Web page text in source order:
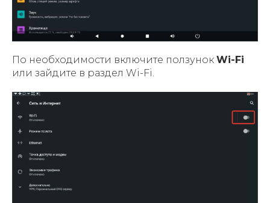
По необходимости включите ползунок Wi-Fi
или зайдите в раздел Wi-Fi.